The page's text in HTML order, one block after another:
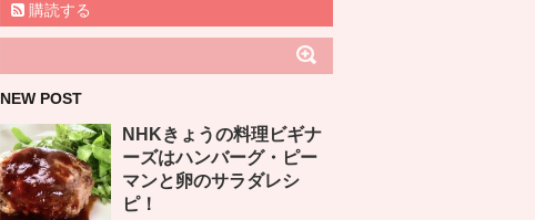
購読する
NEW POST
NHKきょうの料理ビギナ
ーズはハンバーグ・ピー
マンと卵のサラダレシ
ピ！